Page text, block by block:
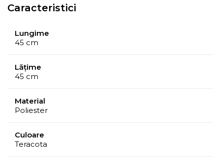
Caracteristici
Lungime
45 cm
Lățime
45 cm
Material
Poliester
Culoare
Teracota